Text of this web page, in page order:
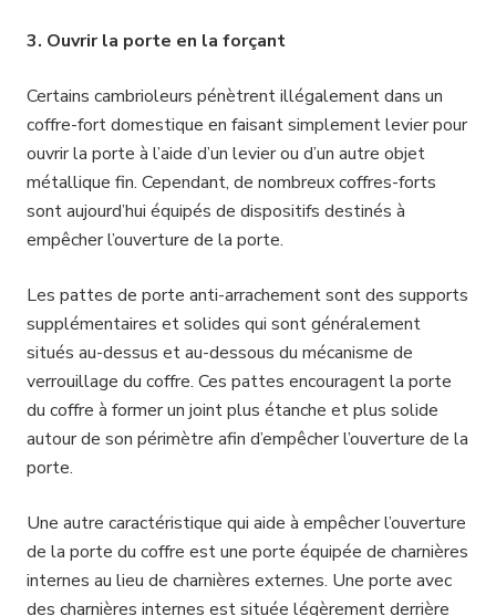
3. Ouvrir la porte en la forçant
Certains cambrioleurs pénètrent illégalement dans un
coffre-fort domestique en faisant simplement levier pour
ouvrir la porte à l’aide d’un levier ou d’un autre objet
métallique fin. Cependant, de nombreux coffres-forts
sont aujourd’hui équipés de dispositifs destinés à
empêcher l’ouverture de la porte.
Les pattes de porte anti-arrachement sont des supports
supplémentaires et solides qui sont généralement
situés au-dessus et au-dessous du mécanisme de
verrouillage du coffre. Ces pattes encouragent la porte
du coffre à former un joint plus étanche et plus solide
autour de son périmètre afin d’empêcher l’ouverture de la
porte.
Une autre caractéristique qui aide à empêcher l’ouverture
de la porte du coffre est une porte équipée de charnières
internes au lieu de charnières externes. Une porte avec
des charnières internes est située légèrement derrière